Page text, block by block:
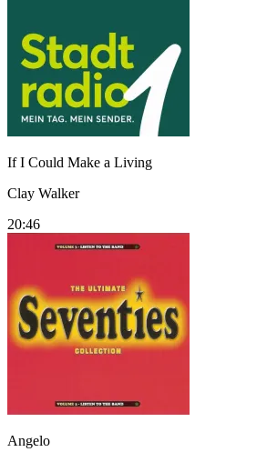
If I Could Make a Living
Clay Walker
20:46
Angelo